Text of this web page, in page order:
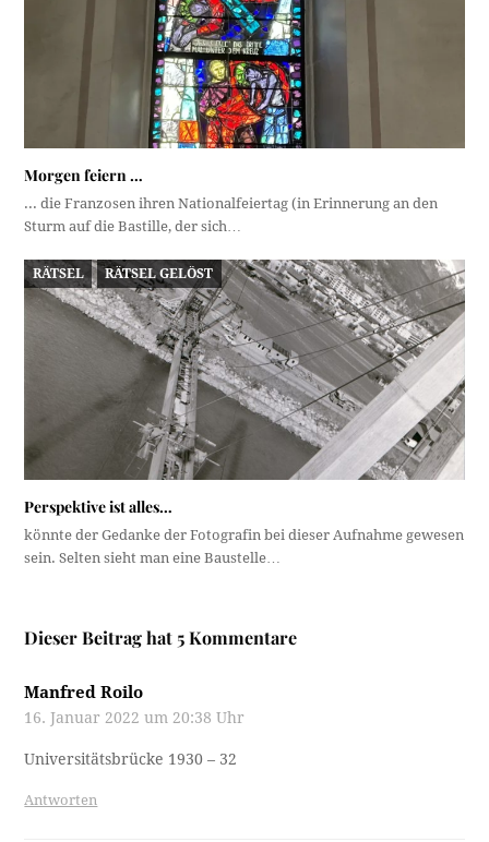
Morgen feiern …
... die Franzosen ihren Nationalfeiertag (in Erinnerung an den
Sturm auf die Bastille, der sich…
RÄTSEL RÄTSEL GELÖST
Perspektive ist alles…
könnte der Gedanke der Fotografin bei dieser Aufnahme gewesen
sein. Selten sieht man eine Baustelle…
Dieser Beitrag hat 5 Kommentare
Manfred Roilo
16. Januar 2022 um 20:38 Uhr
Universitätsbrücke 1930 – 32
Antworten